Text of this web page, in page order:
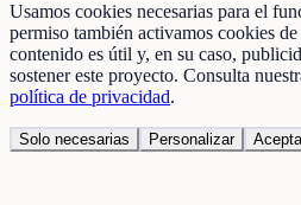
Usamos cookies necesarias para el
permiso también activamos cookies
contenido es útil y, en su caso,
sostener este proyecto. Consulta
política de privacidad.
Solo necesarias Personalizar